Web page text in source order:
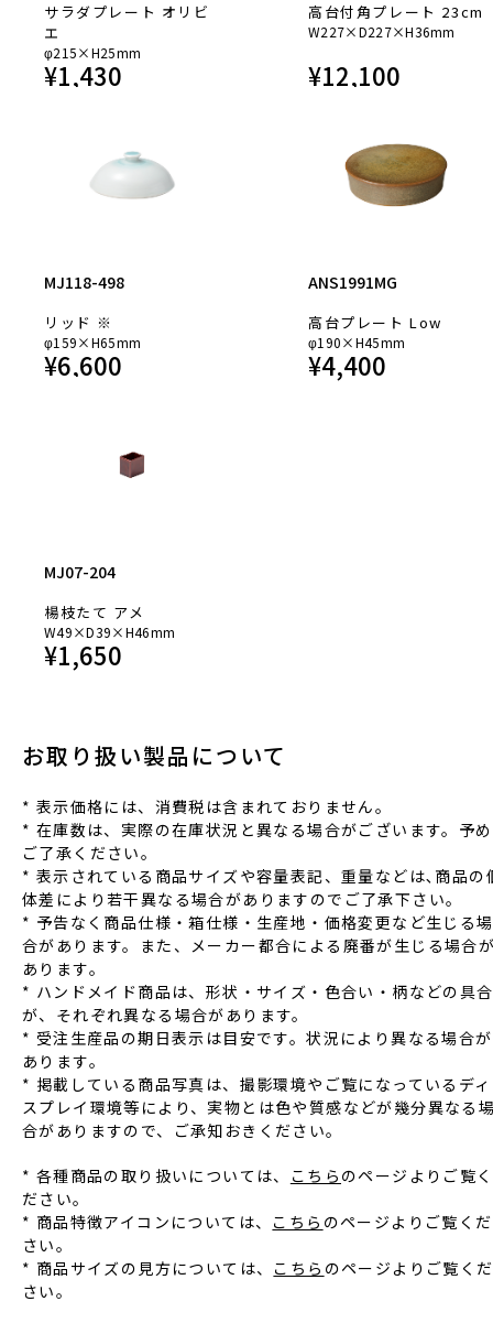
サラダプレート オリビ
エ
φ215×H25mm
¥1,430
高台付角プレート 23cm
W227×D227×H36mm
¥12,100
MJ118-498
リッド ※
φ159×H65mm
¥6,600
ANS1991MG
高台プレート Low
φ190×H45mm
¥4,400
MJ07-204
楊枝たて アメ
W49×D39×H46mm
¥1,650
お取り扱い製品について
* 表⽰価格には、消費税は含まれておりません。
* 在庫数は、実際の在庫状況と異なる場合がございます。予め
ご了承ください。
* 表⽰されている商品サイズや容量表記、重量などは､商品の
体差により若⼲異なる場合がありますのでご了承下さい。
* 予告なく商品仕様‧箱仕様‧⽣産地‧価格変更など⽣じる場
合があります。また、メーカー都合による廃番が⽣じる場合
あります。
* ハンドメイド商品は、形状‧サイズ‧⾊合い‧柄などの具合
が、それぞれ異なる場合があります。
* 受注⽣産品の期⽇表⽰は⽬安です。状況により異なる場合が
あります。
* 掲載している商品写真は、撮影環境やご覧になっているディ
スプレイ環境等により、実物とは⾊や質感などが幾分異なる
合がありますので、ご承知おきください。
* 各種商品の取り扱いについては、 こちら のページよりご覧く
ださい。
* 商品特徴アイコンについては、 こちら のページよりご覧くだ
さい。
* 商品サイズの見方については、 こちら のページよりご覧くだ
さい。